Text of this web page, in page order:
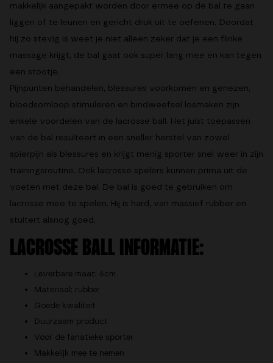
makkelijk aangepakt worden door ermee op de bal te gaan
liggen of te leunen en gericht druk uit te oefenen. Doordat
hij zo stevig is weet je niet alleen zeker dat je een flinke
massage krijgt, de bal gaat ook super lang mee en kan tegen
een stootje.
Pijnpunten behandelen, blessures voorkomen en genezen,
bloedsomloop stimuleren en bindweefsel losmaken zijn
enkele voordelen van de lacrosse ball. Het juist toepassen
van de bal resulteert in een sneller herstel van zowel
spierpijn als blessures en krijgt menig sporter snel weer in zijn
trainingsroutine. Ook lacrosse spelers kunnen prima uit de
voeten met deze bal. De bal is goed te gebruiken om
lacrosse mee te spelen. Hij is hard, van massief rubber en
stuitert alsnog goed.
LACROSSE BALL INFORMATIE:
Leverbare maat: 6cm
Materiaal: rubber
Goede kwaliteit
Duurzaam product
Voor de fanatieke sporter
Makkelijk mee te nemen